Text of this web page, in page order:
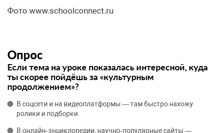
Фото www.schoolconnect.ru
Опрос
Если тема на уроке показалась интересной, куда
ты скорее пойдёшь за «культурным
продолжением»?
В соцсети и на видеоплатформы — там быстро нахожу
ролики и подборки.
В онлайн‑энциклопедии, научно‑популярные сайты —